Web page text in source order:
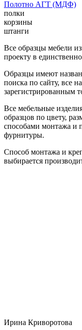
Полотно АГТ (МДФ)
полки
корзины
штанги
Все образцы мебели
проекту в
Образцы имеют
поиска по сайту, все
зарегистрированным
Все мебельные
образцов по цвету,
способами монтажа и
фурнитуры.
Способ монтажа и
выбирается
Ирина Криворотова